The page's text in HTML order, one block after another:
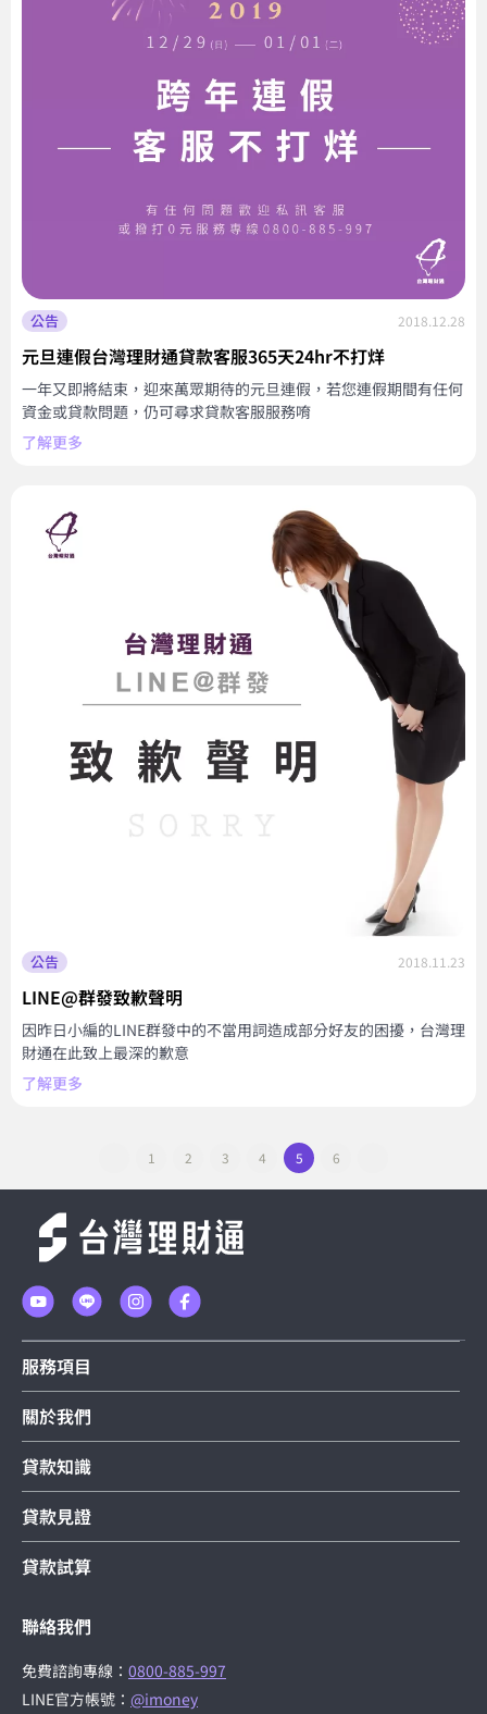
公告 2018.12.28
元旦連假台灣理財通貸款客服365天24hr不打烊
一年又即將結束，迎來萬眾期待的元旦連假，若您連假期間有任何
資金或貸款問題，仍可尋求貸款客服服務唷
了解更多
公告 2018.11.23
LINE@群發致歉聲明
因昨日小編的LINE群發中的不當用詞造成部分好友的困擾，台灣理
財通在此致上最深的歉意
了解更多
1 2 3 4 5 6
服務項目
關於我們
貸款知識
貸款見證
貸款試算
聯絡我們
免費諮詢專線： 0800-885-997
LINE官方帳號： @imoney